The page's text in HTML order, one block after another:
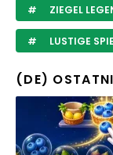
ZIEGEL
LUSTIGE
(DE)